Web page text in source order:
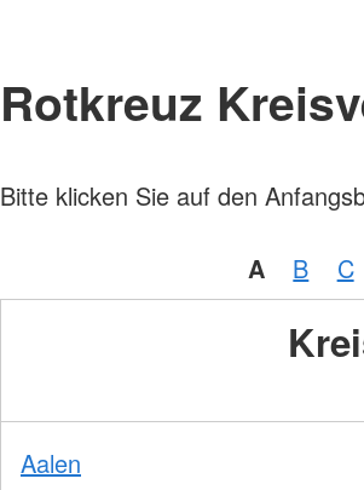
Rotkreuz
Bitte klicken Sie auf den
A B C
Aalen